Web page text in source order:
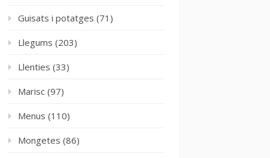
Guisats i potatges (71)
Llegums (203)
Llenties (33)
Marisc (97)
Menus (110)
Mongetes (86)